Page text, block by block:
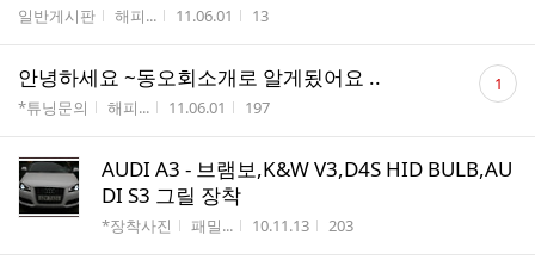
게시판명
일반게시판 작성자
해피... 작성시간
11.06.01 조회수
13
안녕하세요 ~동오회소개로 알게됬어요 ..
게시판명
*튜닝문의 작성자
해피... 작성시간
11.06.01 조회수
197
댓
글 1
AUDI A3 - 브램보,K&W V3,D4S HID BULB,AU
DI S3 그릴 장착
게시판명
*장착사진 작성자
패밀... 작성시간
10.11.13 조회수
203